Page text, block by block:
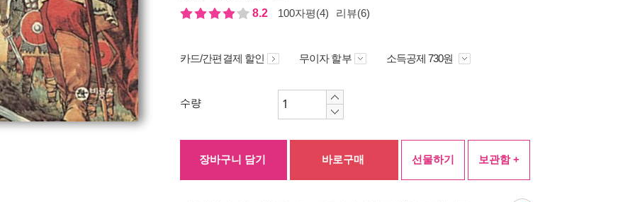
8.2
100자평(4) 리뷰(6)
카드/간편결제 할인 무이자 할부 소득공제 730원
수량
장바구니 담기 바로구매 선물하기 보관함 +